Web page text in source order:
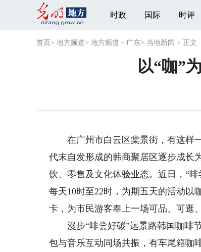
时政 国际 时评
首页 > 地方频道> 地方频道－广东> 当地新闻 > 正文
以“咖”
在广州市白云区棠景街，有这样一
代末自发形成的韩商聚居区逐步成长
饮、零售及文化体验业态。近日，“
每天10时至22时，为期五天的活动以
卡，为市民游客奉上一场可品、可逛
漫步“啡尝好碳”远景路韩国咖啡节
包与音乐互动同场共振，有车尾箱咖